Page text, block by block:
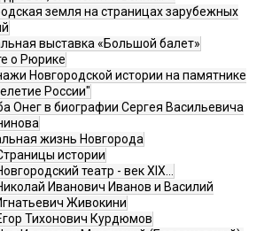
земля на страницах зарубежных
выставка «Большой балет»
о Рюрике
Новгородской истории на памятнике
России"
Онег в биографии Сергея Васильевича
жизнь Новгорода
истории
театр - век XIX…
Иванович Иванов и Василий
Живокини
Тихонович Курдюмов